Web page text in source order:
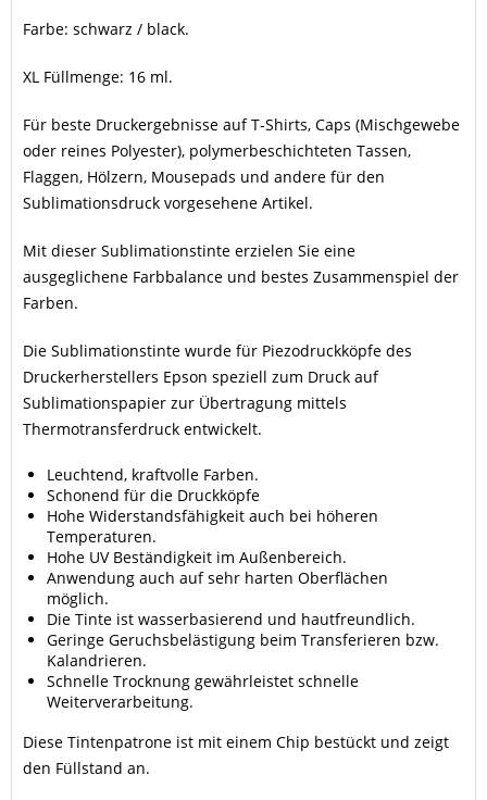
Farbe: schwarz / black.
XL Füllmenge: 16 ml.
Für beste Druckergebnisse auf T-Shirts, Caps (Mischgewebe
oder reines Polyester), polymerbeschichteten Tassen,
Flaggen, Hölzern, Mousepads und andere für den
Sublimationsdruck vorgesehene Artikel.
Mit dieser Sublimationstinte erzielen Sie eine
ausgeglichene Farbbalance und bestes Zusammenspiel der
Farben.
Die Sublimationstinte wurde für Piezodruckköpfe des
Druckerherstellers Epson speziell zum Druck auf
Sublimationspapier zur Übertragung mittels
Thermotransferdruck entwickelt.
Leuchtend, kraftvolle Farben.
Schonend für die Druckköpfe
Hohe Widerstandsfähigkeit auch bei höheren
Temperaturen.
Hohe UV Beständigkeit im Außenbereich.
Anwendung auch auf sehr harten Oberflächen
möglich.
Die Tinte ist wasserbasierend und hautfreundlich.
Geringe Geruchsbelästigung beim Transferieren bzw.
Kalandrieren.
Schnelle Trocknung gewährleistet schnelle
Weiterverarbeitung.
Diese Tintenpatrone ist mit einem Chip bestückt und zeigt
den Füllstand an.